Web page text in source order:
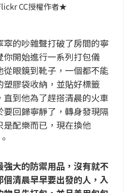
CC授權作者★
的吵雜聲打破了房間的寧
開始進行一系列打包儀
眼鏡到靴子，一個都不能
膠袋收納，並貼好標籤
直到他為了趕搭清晨的火車
回歸寧靜了，轉身發現隔
配樂而已，現在換他
強大的防禦用品，沒有就不
清晨早早要出發的人，入